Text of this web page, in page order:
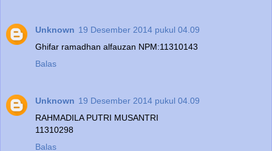
Unknown 19 Desember 2014 pukul 04.09
Ghifar ramadhan alfauzan NPM:11310143
Balas
Unknown 19 Desember 2014 pukul 04.09
RAHMADILA PUTRI MUSANTRI
11310298
Balas